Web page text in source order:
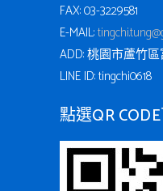
FAX: 03-3229581
E-MAIL:
ADD: 桃園市蘆竹
LINE ID: tingchi0618
點選QR